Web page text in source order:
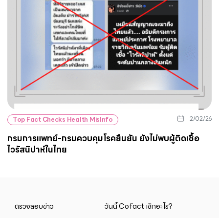
Top Fact Checks Health MisInfo 2/02/26
กรมการแพทย์-กรมควบคุมโรคยืนยัน ยังไม่พบผู้ติดเชื้อ
ไวรัสนิปาห์ในไทย
ตรวจสอบข่าว
วันนี้ Cofact เช็กอะไร?